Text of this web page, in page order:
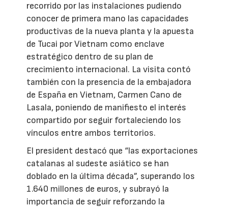
recorrido por las instalaciones pudiendo
conocer de primera mano las capacidades
productivas de la nueva planta y la apuesta
de Tucai por Vietnam como enclave
estratégico dentro de su plan de
crecimiento internacional. La visita contó
también con la presencia de la embajadora
de España en Vietnam, Carmen Cano de
Lasala, poniendo de manifiesto el interés
compartido por seguir fortaleciendo los
vínculos entre ambos territorios.
El president destacó que “las exportaciones
catalanas al sudeste asiático se han
doblado en la última década”, superando los
1.640 millones de euros, y subrayó la
importancia de seguir reforzando la